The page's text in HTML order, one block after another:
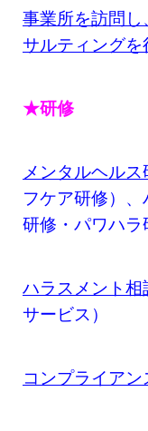
事業所を訪問
サルティングを
★研修
メンタルヘルス
フケア研修）
研修・パワハラ
ハラスメント相
サービス）
コンプライア